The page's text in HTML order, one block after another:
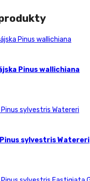
Pinus wallichiana
sylvestris Watereri